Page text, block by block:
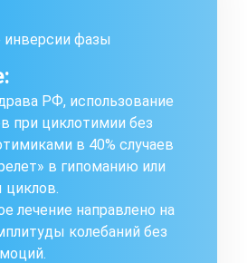
фазы
РФ, использование
при циклотимии без
в 40% случаев
в гипоманию или
циклов.
лечение направлено на
колебаний без